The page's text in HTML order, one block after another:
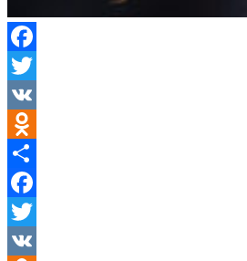
Facebook
Twitter
VK
Odnoklassniki
Отправить
Facebook
Twitter